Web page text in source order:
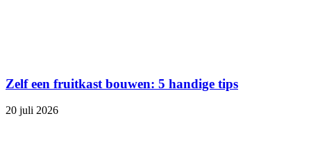
Zelf een fruitkast bouwen: 5 handige tips
20 juli 2026